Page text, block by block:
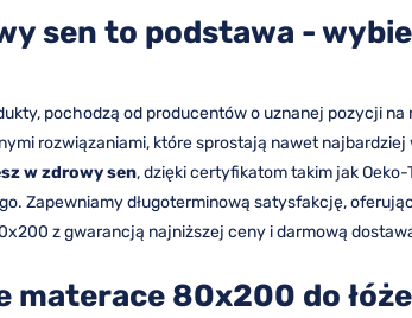
sen to podstawa -
pochodzą od producentów o uznanej pozycji
rozwiązaniami, które sprostają nawet
w zdrowy sen, dzięki certyfikatom takim jak
Zapewniamy długoterminową satysfakcję,
z gwarancją najniższej ceny i darmową
materace 80x200 do